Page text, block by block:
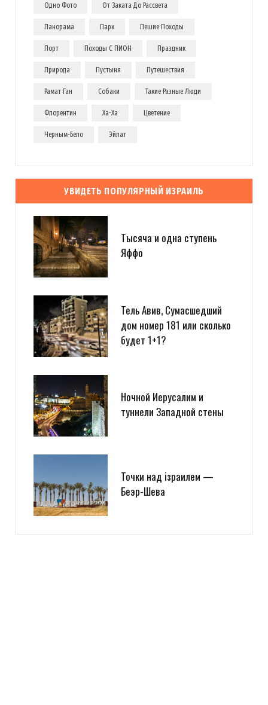
Одно Фото От Заката До Рассвета
Панорама Парк Пешие Походы
Порт Походы С ПИОН Праздник
Природа Пустыня Путешествия
Рамат Ган Собаки Такие Разные Люди
Флорентин Ха-Ха Цветение
Черным-Бело Эйлат
УВИДЕТЬ ПОПУЛЯРНЫЙ ИЗРАИЛЬ
Тысяча и одна ступень
Яффо
Тель Авив, Сумасшедший
дом номер 181 или сколько
будет 1+1?
Ночной Иерусалим и
туннели Западной стены
Точки над iзраилем —
Беэр-Шева